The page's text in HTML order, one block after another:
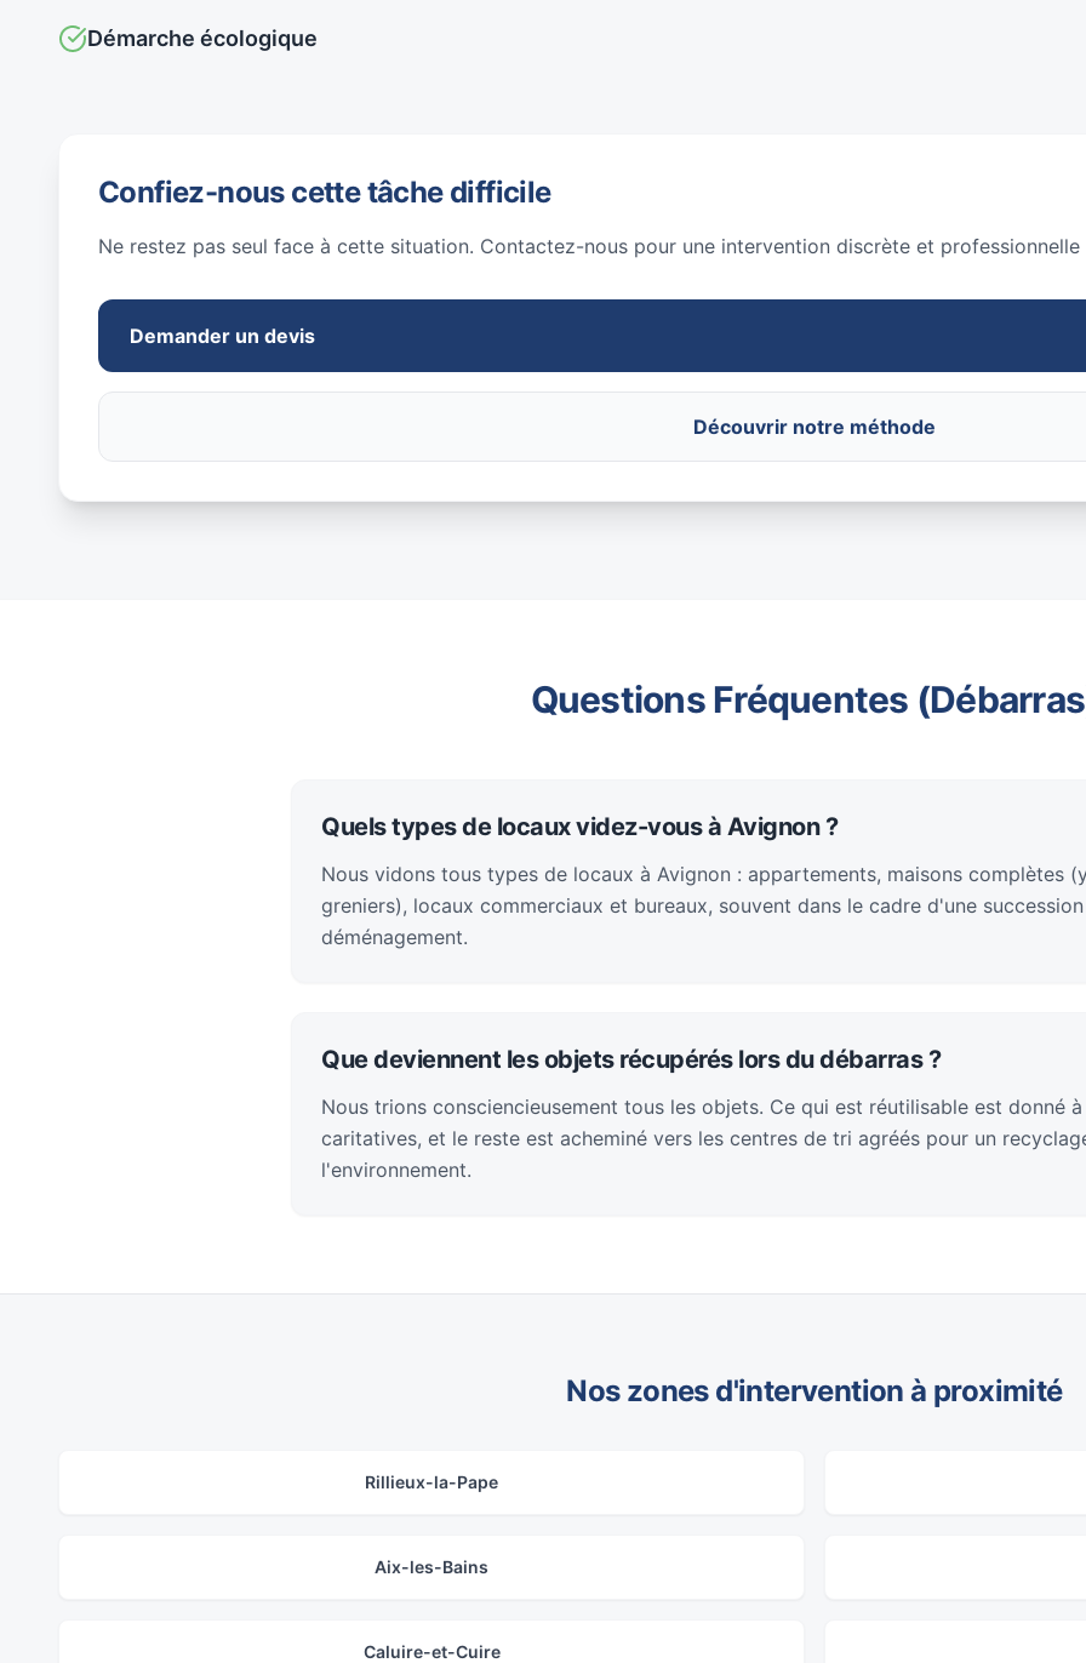
Démarche écologique
Confiez-nous cette tâche difficile
Ne restez pas seul face à cette situation. Contactez-nous pour une intervention discrète et
Demander un devis
Découvrir notre méthode
Questions Fréquentes
Quels types de locaux videz-vous à Avignon ?
Nous vidons tous types de locaux à Avignon : appartements, maisons complètes
greniers), locaux commerciaux et bureaux, souvent dans le cadre d'une
déménagement.
Que deviennent les objets récupérés lors du débarras ?
Nous trions consciencieusement tous les objets. Ce qui est réutilisable est donné
caritatives, et le reste est acheminé vers les centres de tri agréés pour un
l'environnement.
Nos zones d'intervention à proximité
Rillieux-la-Pape
Aix-les-Bains
Caluire-et-Cuire